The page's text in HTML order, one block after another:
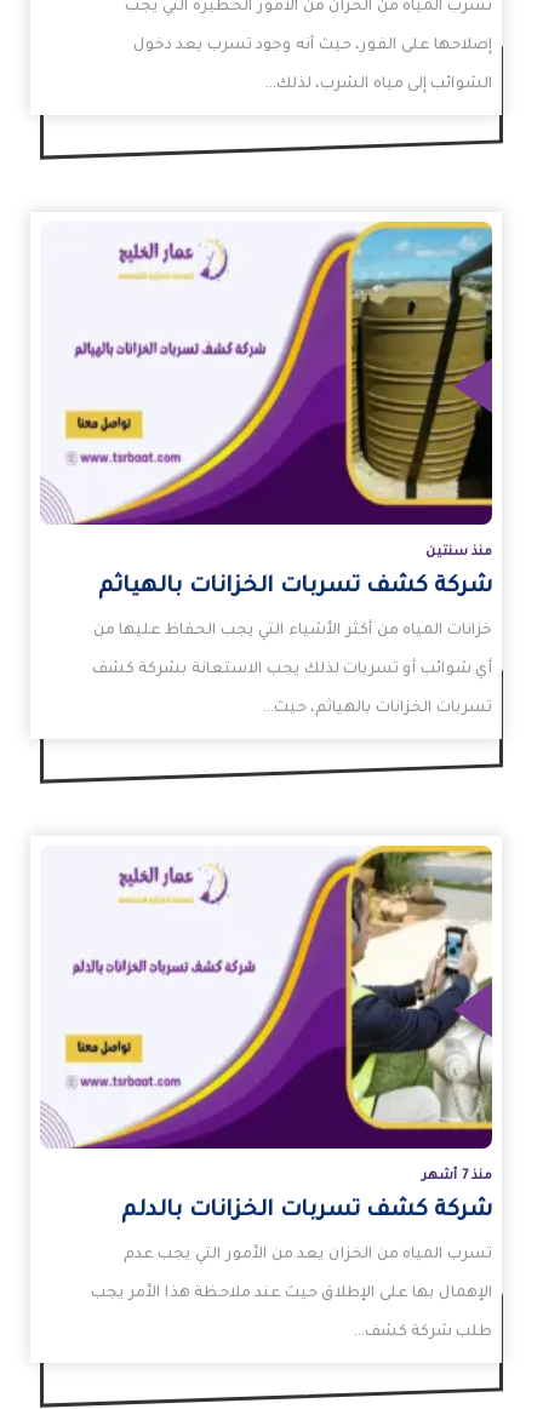
تسرب المياه من الخزان من الأمور الخطيرة التي يجب
إصلاحها على الفور، حيث أنه وجود تسرب يعد دخول
الشوائب إلى مياه الشرب، لذلك…
منذ سنتين
شركة كشف تسربات الخزانات بالهياثم
خزانات المياه من أكثر الأشياء التي يجب الحفاظ عليها من
أي شوائب أو تسربات لذلك يجب الاستعانة بشركة كشف
تسربات الخزانات بالهياثم، حيث…
منذ 7 أشهر
شركة كشف تسربات الخزانات بالدلم
تسرب المياه من الخزان يعد من الأمور التي يجب عدم
الإهمال بها على الإطلاق حيث عند ملاحظة هذا الأمر يجب
طلب شركة كشف…